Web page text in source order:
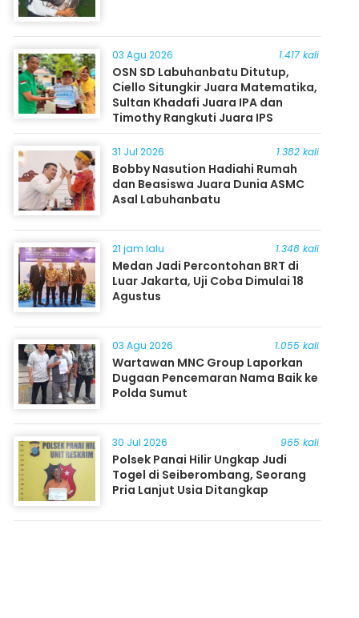
03 Agu 2026 1.417 kali
OSN SD Labuhanbatu Ditutup,
Ciello Situngkir Juara Matematika,
Sultan Khadafi Juara IPA dan
Timothy Rangkuti Juara IPS
31 Jul 2026 1.382 kali
Bobby Nasution Hadiahi Rumah
dan Beasiswa Juara Dunia ASMC
Asal Labuhanbatu
21 jam lalu 1.348 kali
Medan Jadi Percontohan BRT di
Luar Jakarta, Uji Coba Dimulai 18
Agustus
03 Agu 2026 1.055 kali
Wartawan MNC Group Laporkan
Dugaan Pencemaran Nama Baik ke
Polda Sumut
30 Jul 2026 965 kali
Polsek Panai Hilir Ungkap Judi
Togel di Seiberombang, Seorang
Pria Lanjut Usia Ditangkap